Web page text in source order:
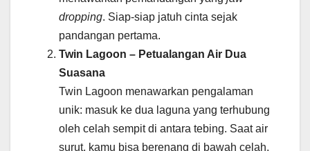
dropping. Siap-siap jatuh cinta sejak
pandangan pertama.
Twin Lagoon – Petualangan Air Dua
Suasana
Twin Lagoon menawarkan pengalaman
unik: masuk ke dua laguna yang terhubung
oleh celah sempit di antara tebing. Saat air
surut, kamu bisa berenang di bawah celah,